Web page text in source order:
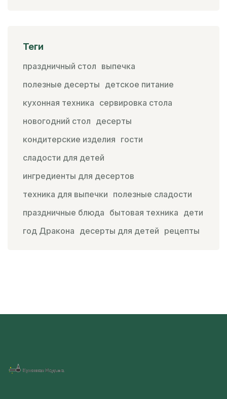
Теги
праздничный стол выпечка
полезные десерты детское питание
кухонная техника сервировка стола
новогодний стол десерты
кондитерские изделия гости
сладости для детей
ингредиенты для десертов
техника для выпечки полезные сладости
праздничные блюда бытовая техника дети
год Дракона десерты для детей рецепты